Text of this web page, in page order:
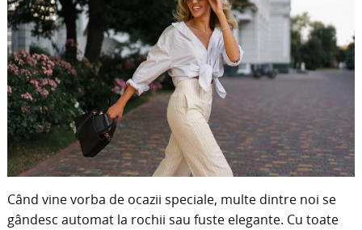
Când vine vorba de ocazii speciale, multe dintre noi se
gândesc automat la rochii sau fuste elegante. Cu toate